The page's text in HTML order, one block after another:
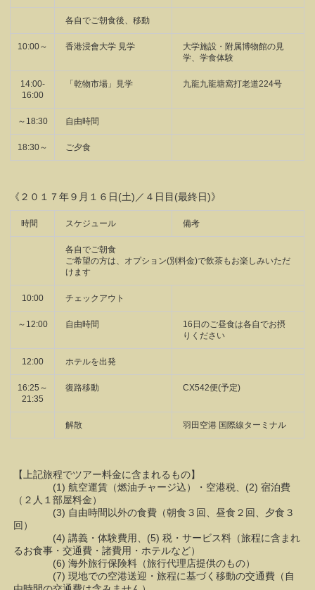
各自でご朝食後、移動
10:00～ 香港浸會大学 見学
大学施設・附属博物館の見
学、学食体験
14:00-
16:00
「乾物市場」見学 九龍九龍塘窩打老道224号
～18:30 自由時間
18:30～ ご夕食
《２０１７年９月１６日(土)／４日目(最終日)》
時間 スケジュール 備考
各自でご朝食
ご希望の方は、オプション(別料金)で飲茶もお楽しみいただ
けます
10:00 チェックアウト
～12:00 自由時間
16日のご昼食は各自でお摂
りください
12:00 ホテルを出発
16:25～
21:35
復路移動 CX542便(予定)
解散 羽田空港 国際線ターミナル
【上記旅程でツアー料金に含まれるもの】
(1) 航空運賃（燃油チャージ込）・空港税、(2) 宿泊費
（２人１部屋料金）
(3) 自由時間以外の食費（朝食３回、昼食２回、夕食３
回）
(4) 講義・体験費用、(5) 税・サービス料（旅程に含まれ
るお食事・交通費・諸費用・ホテルなど）
(6) 海外旅行保険料（旅行代理店提供のもの）
(7) 現地での空港送迎・旅程に基づく移動の交通費（自